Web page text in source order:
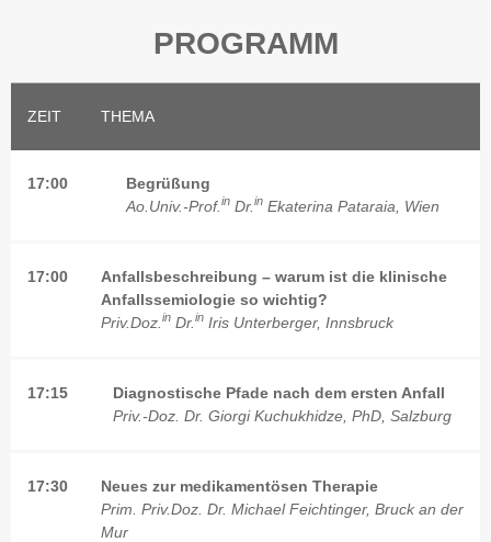
PROGRAMM
ZEIT THEMA
17:00
Begrüßung
Ao.Univ.-Prof. inDr. inEkaterina Pataraia, Wien
17:00
Anfallsbeschreibung – warum ist die klinische
Anfallssemiologie so wichtig?
Priv.Doz. in Dr. in Iris Unterberger, Innsbruck
17:15
Diagnostische Pfade nach dem ersten Anfall
Priv.-Doz. Dr. Giorgi Kuchukhidze, PhD, Salzburg
17:30
Neues zur medikamentösen Therapie
Prim. Priv.Doz. Dr. Michael Feichtinger, Bruck an der
Mur